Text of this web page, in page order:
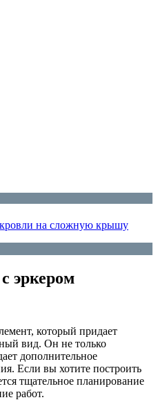
на сложную крышу
эркером
который придает
вид. Он не только
дополнительное
Если вы хотите построить
тщательное планирование
работ.